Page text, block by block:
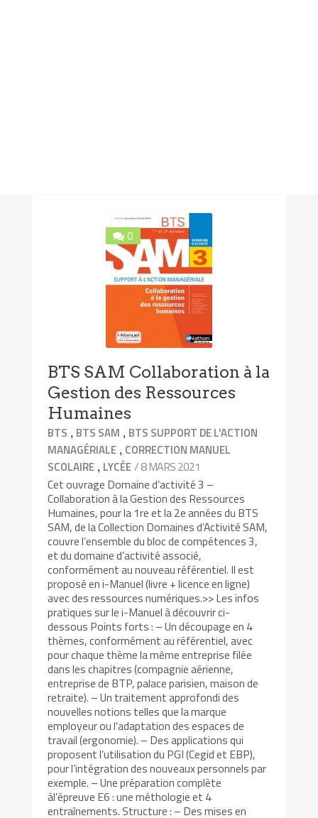
0
BTS SAM Collaboration à la
Gestion des Ressources
Humaines
BTS , BTS SAM , BTS SUPPORT DE L'ACTION
MANAGÉRIALE , CORRECTION MANUEL
SCOLAIRE , LYCÉE/ 8 MARS 2021
Cet ouvrage Domaine d’activité 3 –
Collaboration à la Gestion des Ressources
Humaines, pour la 1re et la 2e années du BTS
SAM, de la Collection Domaines d’Activité SAM,
couvre l’ensemble du bloc de compétences 3,
et du domaine d’activité associé,
conformément au nouveau référentiel. Il est
proposé en i-Manuel (livre + licence en ligne)
avec des ressources numériques.>> Les infos
pratiques sur le i-Manuel à découvrir ci-
dessous Points forts : – Un découpage en 4
thèmes, conformément au référentiel, avec
pour chaque thème la même entreprise filée
dans les chapitres (compagnie aérienne,
entreprise de BTP, palace parisien, maison de
retraite). – Un traitement approfondi des
nouvelles notions telles que la marque
employeur ou l’adaptation des espaces de
travail (ergonomie). – Des applications qui
proposent l’utilisation du PGI (Cegid et EBP),
pour l’intégration des nouveaux personnels par
exemple. – Une préparation complète
àl’épreuve E6 : une méthologie et 4
entraînements. Structure : – Des mises en